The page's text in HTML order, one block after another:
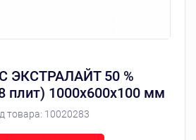
ЭКСТРАЛАЙТ 50 %
плит) 1000х600х100 мм
товара: 10020283